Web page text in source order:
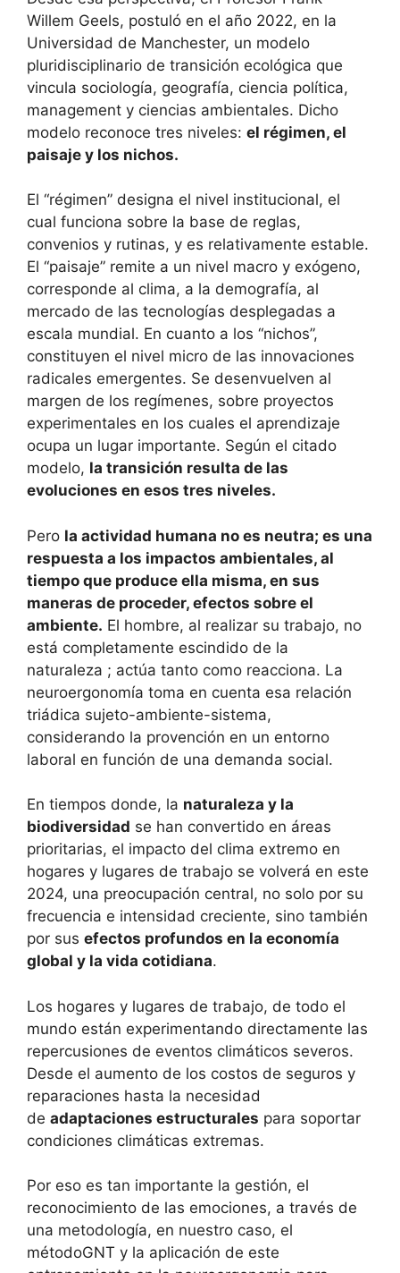
Willem Geels, postuló en el año 2022, en la
Universidad de Manchester, un modelo
pluridisciplinario de transición ecológica que
vincula sociología, geografía, ciencia política,
management y ciencias ambientales. Dicho
modelo reconoce tres niveles: el régimen, el
paisaje y los nichos.
El “régimen” designa el nivel institucional, el
cual funciona sobre la base de reglas,
convenios y rutinas, y es relativamente estable.
El “paisaje” remite a un nivel macro y exógeno,
corresponde al clima, a la demografía, al
mercado de las tecnologías desplegadas a
escala mundial. En cuanto a los “nichos”,
constituyen el nivel micro de las innovaciones
radicales emergentes. Se desenvuelven al
margen de los regímenes, sobre proyectos
experimentales en los cuales el aprendizaje
ocupa un lugar importante. Según el citado
modelo, la transición resulta de las
evoluciones en esos tres niveles.
Pero la actividad humana no es neutra; es una
respuesta a los impactos ambientales, al
tiempo que produce ella misma, en sus
maneras de proceder, efectos sobre el
ambiente. El hombre, al realizar su trabajo, no
está completamente escindido de la
naturaleza ; actúa tanto como reacciona. La
neuroergonomía toma en cuenta esa relación
triádica sujeto-ambiente-sistema,
considerando la provención en un entorno
laboral en función de una demanda social.
En tiempos donde, la naturaleza y la
biodiversidad se han convertido en áreas
prioritarias, el impacto del clima extremo en
hogares y lugares de trabajo se volverá en este
2024, una preocupación central, no solo por su
frecuencia e intensidad creciente, sino también
por sus efectos profundos en la economía
global y la vida cotidiana.
Los hogares y lugares de trabajo, de todo el
mundo están experimentando directamente las
repercusiones de eventos climáticos severos.
Desde el aumento de los costos de seguros y
reparaciones hasta la necesidad
de adaptaciones estructurales para soportar
condiciones climáticas extremas.
Por eso es tan importante la gestión, el
reconocimiento de las emociones, a través de
una metodología, en nuestro caso, el
métodoGNT y la aplicación de este